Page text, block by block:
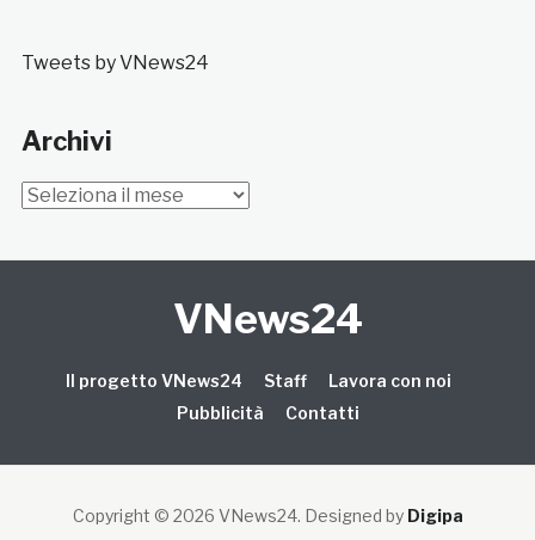
Tweets by VNews24
Archivi
Archivi
VNews24
Il progetto VNews24 Staff
Lavora con noi
Pubblicità
Contatti
Copyright © 2026 VNews24. Designed by Digipa